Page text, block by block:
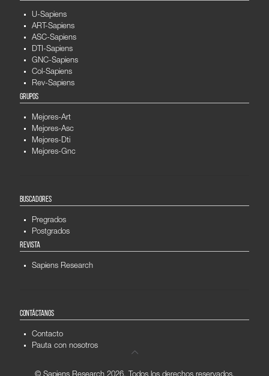
U-Sapiens
ART-Sapiens
ASC-Sapiens
DTI-Sapiens
GNC-Sapiens
Col-Sapiens
Rev-Sapiens
GRUPOS
Mejores-Art
Mejores-Asc
Mejores-Dti
Mejores-Gnc
BUSCADORES
Pregrados
Postgrados
REVISTA
Sapiens Research
CONTÁCTANOS
Contacto
Pauta con nosotros